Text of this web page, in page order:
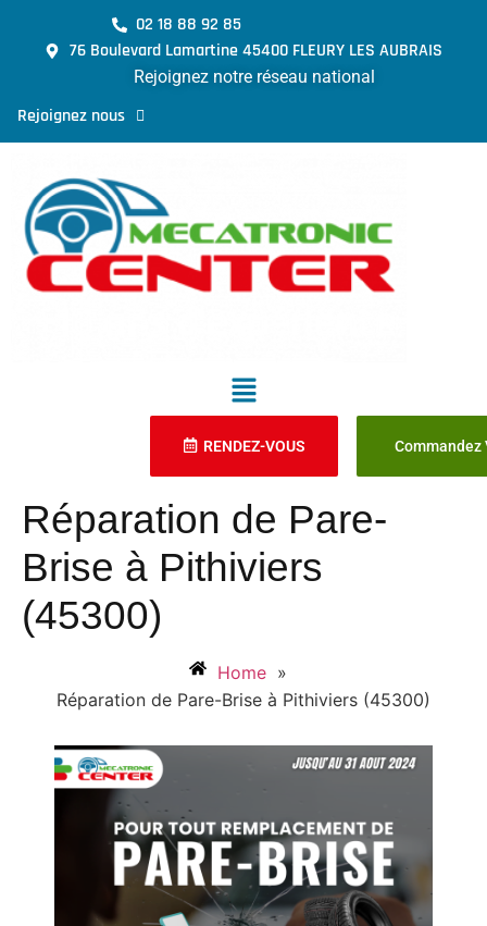
02 18 88 92 85
76 Boulevard Lamartine 45400 FLEURY LES AUBRAIS
Rejoignez notre réseau national
Rejoignez nous
RENDEZ-VOUS Commandez
Réparation de Pare-
Brise à Pithiviers
(45300)
Home »
Réparation de Pare-Brise à Pithiviers (45300)